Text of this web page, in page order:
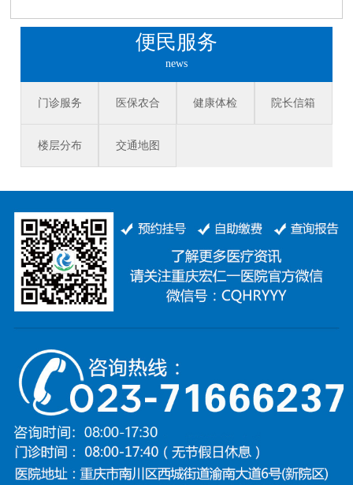
便民服务
news
门诊服务 医保农合 健康体检 院长信箱
楼层分布 交通地图